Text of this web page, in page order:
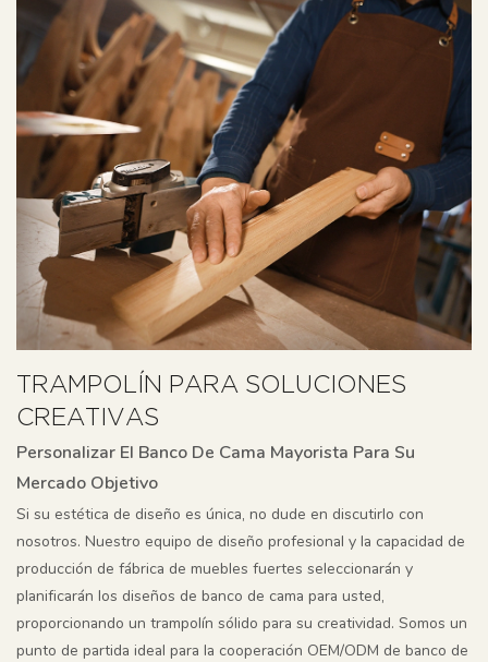
TRAMPOLÍN PARA SOLUCIONES
CREATIVAS
Personalizar El Banco De Cama Mayorista Para Su
Mercado Objetivo
Si su estética de diseño es única, no dude en discutirlo con
nosotros. Nuestro equipo de diseño profesional y la capacidad de
producción de fábrica de muebles fuertes seleccionarán y
planificarán los diseños de banco de cama para usted,
proporcionando un trampolín sólido para su creatividad. Somos un
punto de partida ideal para la cooperación OEM/ODM de banco de